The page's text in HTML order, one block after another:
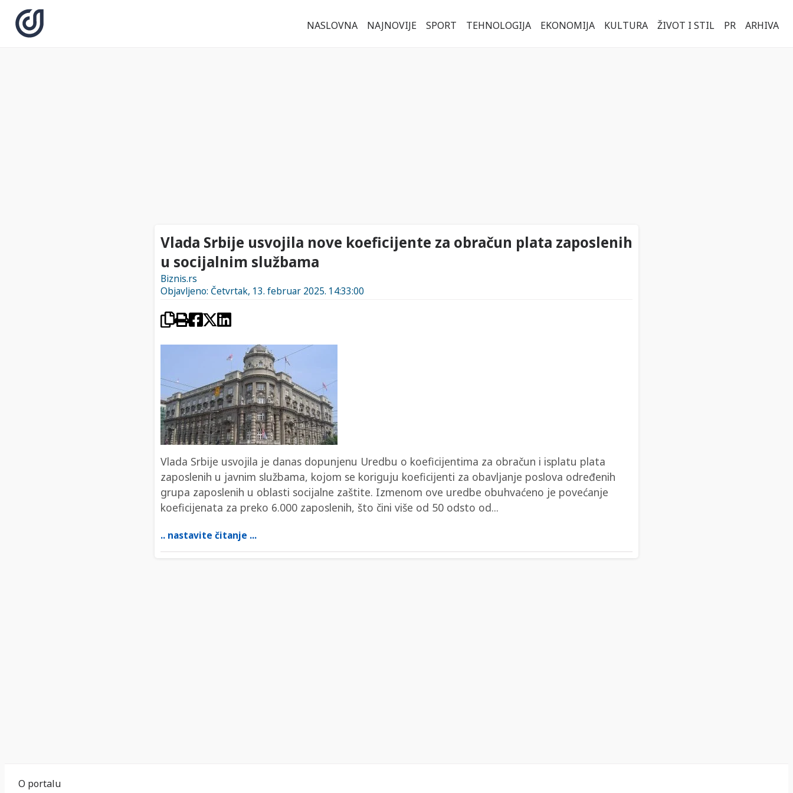
NASLOVNA NAJNOVIJE SPORT TEHNOLOGIJA EKONOMIJA KULTURA ŽIVOT I STIL PR ARHIVA
Vlada Srbije usvojila nove koeficijente za obračun plata zaposlenih
u socijalnim službama
Biznis.rs
Objavljeno: Četvrtak, 13. februar 2025. 14:33:00
Vlada Srbije usvojila je danas dopunjenu Uredbu o koeficijentima za obračun i isplatu plata
zaposlenih u javnim službama, kojom se koriguju koeficijenti za obavljanje poslova određenih
grupa zaposlenih u oblasti socijalne zaštite. Izmenom ove uredbe obuhvaćeno je povećanje
koeficijenata za preko 6.000 zaposlenih, što čini više od 50 odsto od...
.. nastavite čitanje ...
O portalu